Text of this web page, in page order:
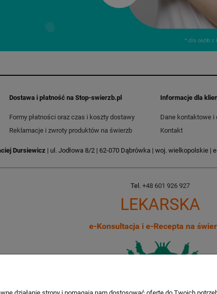
Dostawa i płatność na Stop-swierzb.pl
Formy płatności oraz czas i koszty dostawy
Reklamacje i zwroty produktów na świerzb
Informacje dla
Dane kontaktowe i
Kontakt
Dursiewicz | ul. Jodłowa 8/2 | 62-070 Dąbrówka | woj. wielkopolskie |
Tel. +48 601 926 927
LEKARSKA
e-Konsultacja i e-Recepta na